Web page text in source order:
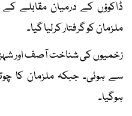
ملزمان کو گرفتار کرلیا گیا۔
زخمیوں کی شناخت آصف اور
سے ہوئی۔ جبکہ ملزمان کا
ہوگیا۔